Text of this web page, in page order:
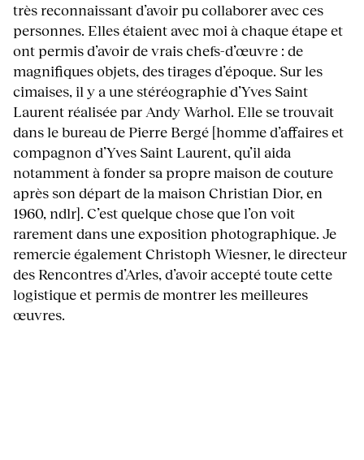
très reconnaissant d’avoir pu collaborer avec ces
personnes. Elles étaient avec moi à chaque étape et
ont permis d’avoir de vrais chefs-d’œuvre : de
magnifiques objets, des tirages d’époque. Sur les
cimaises, il y a une stéréographie d’Yves Saint
Laurent réalisée par Andy Warhol. Elle se trouvait
dans le bureau de Pierre Bergé [homme d’affaires et
compagnon d’Yves Saint Laurent, qu’il aida
notamment à fonder sa propre maison de couture
après son départ de la maison Christian Dior, en
1960, ndlr]. C’est quelque chose que l’on voit
rarement dans une exposition photographique. Je
remercie également Christoph Wiesner, le directeur
des Rencontres d’Arles, d’avoir accepté toute cette
logistique et permis de montrer les meilleures
œuvres.